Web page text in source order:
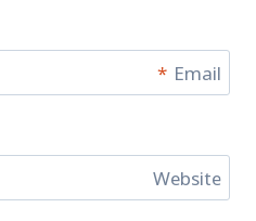
Email
*
Website